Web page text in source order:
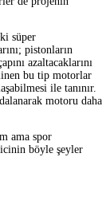
süper
pistonların
azaltacaklarını
bu tip motorlar
ile tanınır.
motoru daha
ama spor
böyle şeyler